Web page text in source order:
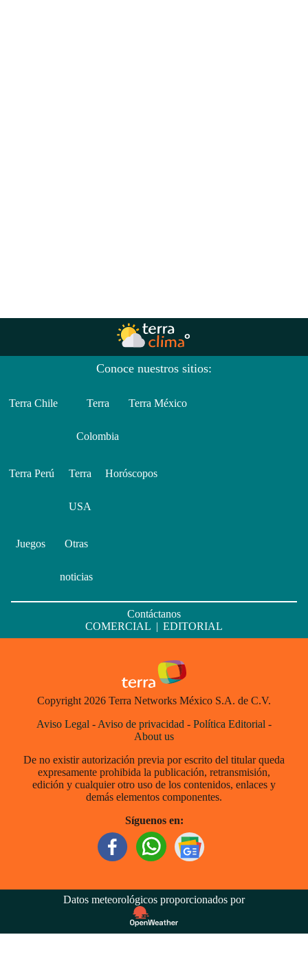
Conoce nuestros sitios:
Terra Chile Terra
Colombia
Terra México
Terra Perú Terra
USA
Horóscopos
Juegos Otras
noticias
Contáctanos
COMERCIAL | EDITORIAL
Copyright 2026 Terra Networks México S.A. de C.V.
Aviso Legal - Aviso de privacidad - Política Editorial -
About us
De no existir autorización previa por escrito del titular queda
expresamente prohibida la publicación, retransmisión,
edición y cualquier otro uso de los contenidos, enlaces y
demás elementos componentes.
Síguenos en:
Datos meteorológicos proporcionados por